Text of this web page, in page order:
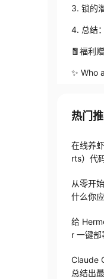
3. 锁的
4. 总结
🧧福利
✨️ Who
热门
在线养
rts）代
从零开
什么你
给
r 一键
Claude
总结出